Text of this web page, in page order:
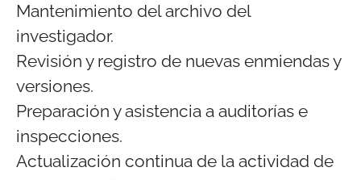
Mantenimiento del archivo del
investigador.
Revisión y registro de nuevas enmiendas y
versiones.
Preparación y asistencia a auditorías e
inspecciones.
Actualización continua de la actividad de